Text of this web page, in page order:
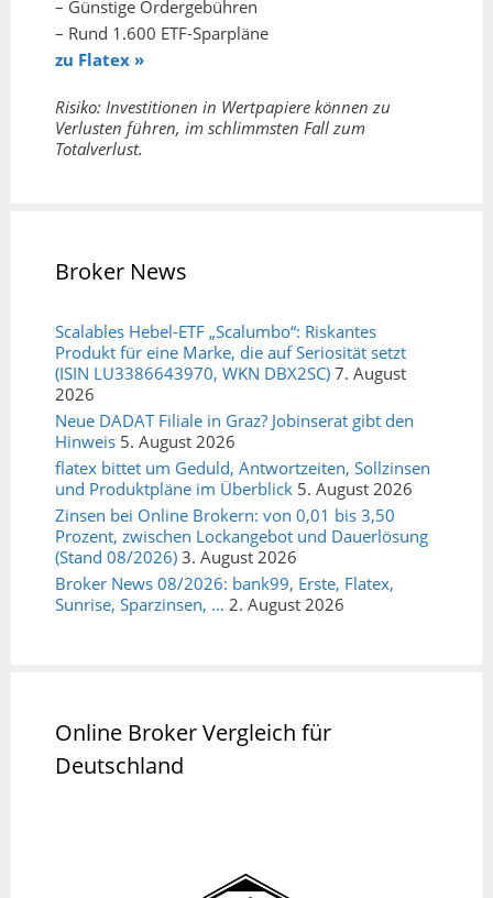
– Günstige Ordergebühren
– Rund 1.600 ETF-Sparpläne
zu Flatex »
Risiko: Investitionen in Wertpapiere können zu
Verlusten führen, im schlimmsten Fall zum
Totalverlust.
Broker News
Scalables Hebel-ETF „Scalumbo“: Riskantes
Produkt für eine Marke, die auf Seriosität setzt
(ISIN LU3386643970, WKN DBX2SC) 7. August
2026
Neue DADAT Filiale in Graz? Jobinserat gibt den
Hinweis 5. August 2026
flatex bittet um Geduld, Antwortzeiten, Sollzinsen
und Produktpläne im Überblick 5. August 2026
Zinsen bei Online Brokern: von 0,01 bis 3,50
Prozent, zwischen Lockangebot und Dauerlösung
(Stand 08/2026) 3. August 2026
Broker News 08/2026: bank99, Erste, Flatex,
Sunrise, Sparzinsen, … 2. August 2026
Online Broker Vergleich für
Deutschland